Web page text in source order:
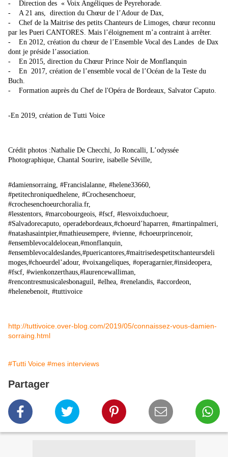
- Direction des « Voix Angéliques de Peyrehorade.
- A 21 ans, direction du Chœur de l’Adour de Dax,
- Chef de la Maitrise des petits Chanteurs de Limoges, chœur reconnu
par les Pueri CANTORES. Mais l’éloignement m’a contraint à arrêter.
- En 2012, création du chœur de l’Ensemble Vocal des Landes de Dax
dont je préside l’association.
- En 2015, direction du Chœur Prince Noir de Monflanquin
- En 2017, création de l’ensemble vocal de l’Océan de la Teste du
Buch.
- Formation auprès du Chef de l'Opéra de Bordeaux, Salvator Caputo.
-En 2019, création de Tutti Voice
Crédit photos :Nathalie De Checchi, Jo Roncalli, L’odyssée
Photographique, Chantal Sourire, isabelle Séville,
#damiensorraing, #Francislalanne, #helene33660,
#petitechroniquedhelene, #Crochesenchoeur,
#crochesenchoeurchoralia.fr,
#lesstentors, #marcobourgeois, #fscf, #lesvoixduchoeur,
#Salvadorecaputo, operadebordeaux,#choeurd’haparren, #martinpalmeri,
#natashasaintpier,#mathieusempere, #vienne, #choeurprincenoir,
#ensemblevocaldelocean,#monflanquin,
#ensemblevocaldeslandes,#puericantores,#maitrisedespetitschanteursdeli
moges,#choeurdel’adour, #voixangeliques, #operagarnier,#insideopera,
#fscf, #wienkonzerthaus,#laurencewalliman,
#rencontresmusicalesbonaguil, #elhea, #renelandis, #accordeon,
#helenebenoit, #tuttivoice
http://tuttivoice.over-blog.com/2019/05/connaissez-vous-damien-
sorraing.html
#Tutti Voice #mes interviews
Partager